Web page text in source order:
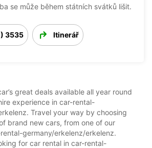
se může během státních svátků lišit.
3535 Itinerář
great deals available all year round
experience in car-rental-
Travel your way by choosing
brand new cars, from one of our
germany/erkelenz/erkelenz.
for car rental in car-rental-